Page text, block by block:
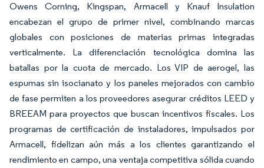
Owens Corning, Kingspan, Armacell y Knauf Insulation
encabezan el grupo de primer nivel, combinando marcas
globales con posiciones de materias primas integradas
verticalmente. La diferenciación tecnológica domina las
batallas por la cuota de mercado. Los VIP de aerogel, las
espumas sin isocianato y los paneles mejorados con cambio
de fase permiten a los proveedores asegurar créditos LEED y
BREEAM para proyectos que buscan incentivos fiscales. Los
programas de certificación de instaladores, impulsados por
Armacell, fidelizan aún más a los clientes garantizando el
rendimiento en campo, una ventaja competitiva sólida cuando